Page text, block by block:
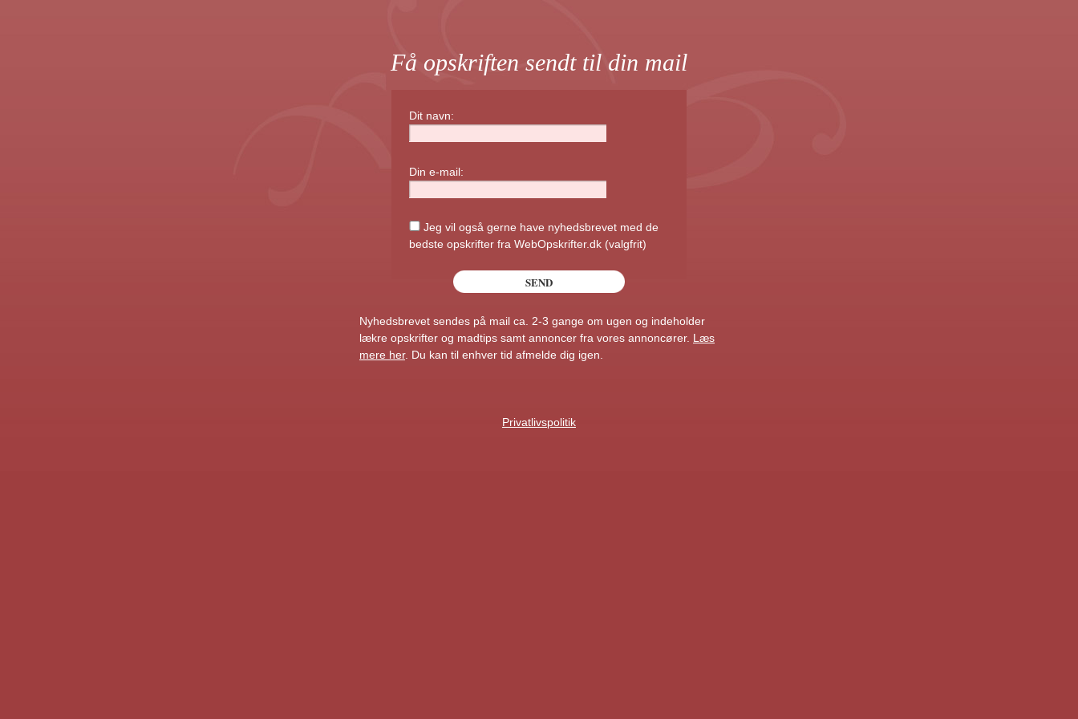
Få opskriften sendt til din mail
Dit navn:
Din e-mail:
Jeg vil også gerne have nyhedsbrevet med de
bedste opskrifter fra WebOpskrifter.dk (valgfrit)
Nyhedsbrevet sendes på mail ca. 2-3 gange om ugen og indeholder
lækre opskrifter og madtips samt annoncer fra vores annoncører. Læs
mere her. Du kan til enhver tid afmelde dig igen.
Privatlivspolitik